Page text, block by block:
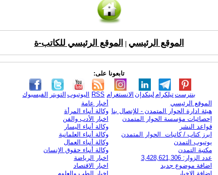
الموقع الرئيسي الموقع الرئيسي للكاتب-ة
تابعونا على:
الفيسبوك التويتر اليوتيوب RSS الانستغرام لينكدإن تيلكرامبنترست
الموقع الرئيسي
هيئة ادارة الحوار المتمدن - للإتصال بنا
إحصائيات مؤسسة الحوار المتمدن
قواعد النشر
ابرز كتاب / كاتبات الحوار المتمدن
يوتيوب التمدن
مكتبة التمدن
عدد الزوار: 3,428,621,306
اضافة موضوع جديد
اضافة الاخبار
أخبار عامة
وكالة أنباء المرأة
اخبار الأدب والفن
وكالة أنباء اليسار
وكالة أنباء العلمانية
وكالة أنباء العمال
وكالة أنباء حقوق الإنسان
اخبار الرياضة
اخبار الاقتصاد
اخبار الطب والعلوم